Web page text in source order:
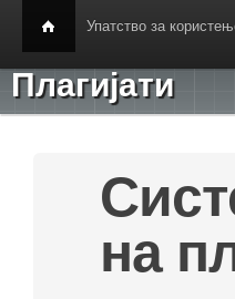
Упатство за
Плагијати
на